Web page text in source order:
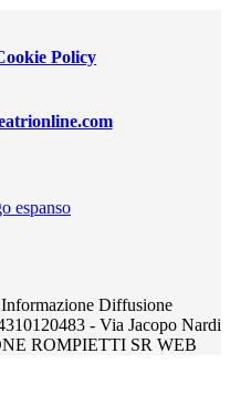
Policy
espanso
Diffusione
- Via Jacopo Nardi
ROMPIETTI SR WEB